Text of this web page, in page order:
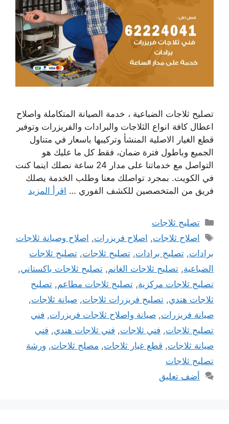
تصليح ثلاجات الضباعية ، خدمة الصيانة المتكاملة واصلاح
اعطال كافة انواع الثلاجات والبرادات والفريزرات وتوفير
قطع الغيار الاصلية المنشأ وتركيبها باسعار في متناول
الجميع وباطول فترة ضمان، فقط كل ما عليك هو
التواصل مع خدماتنا على مدار 24 ساعة نصلك اينما كنت
في الكويت. بمجرد تواصلك معنا وطلب الخدمة يصلك
فريق من المتخصصين للكشف الفوري … اقرأ المزيد
التصنيفات
تصليح ثلاجات
الوسوم
اصلاح ثلاجات, اصلاح فريزرات, اصلاح وصيانة ثلاجات
برادات, تصليح برادات, تصليح ثلاجات, تصليح ثلاجات
الضباعية, تصليح ثلاجات الغانم, تصليح ثلاجات باكستاني,
تصليح ثلاجات مركزية, تصليح ثلاجات مطاعم, تصليح
ثلاجات هندي, تصليح فريزرات ثلاجات, صيانة ثلاجات,
صيانة فريزرات, صيانة واصلاح ثلاجات فريزرات, فني
تصليح ثلاجات, فني ثلاجات, فني ثلاجات هندي, فني
صيانة ثلاجات, قطع غيار ثلاجات, مصلح ثلاجات, ورشة
تصليح ثلاجات
أضف تعليق